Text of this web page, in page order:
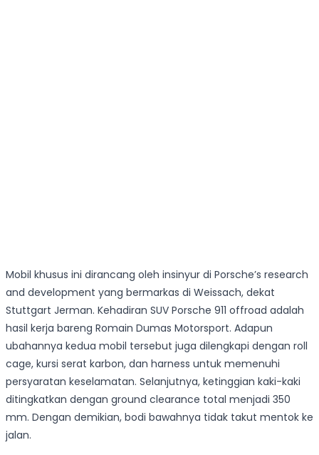
Mobil khusus ini dirancang oleh insinyur di Porsche’s research
and development yang bermarkas di Weissach, dekat
Stuttgart Jerman. Kehadiran SUV Porsche 911 offroad adalah
hasil kerja bareng Romain Dumas Motorsport. Adapun
ubahannya kedua mobil tersebut juga dilengkapi dengan roll
cage, kursi serat karbon, dan harness untuk memenuhi
persyaratan keselamatan. Selanjutnya, ketinggian kaki-kaki
ditingkatkan dengan ground clearance total menjadi 350
mm. Dengan demikian, bodi bawahnya tidak takut mentok ke
jalan.